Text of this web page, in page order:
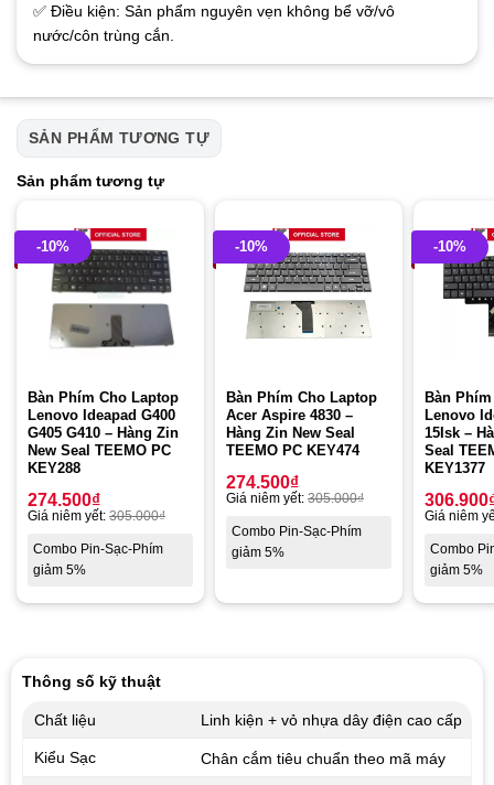
✅ Điều kiện: Sản phẩm nguyên vẹn không bể vỡ/vô
nước/côn trùng cắn.
SẢN PHẨM TƯƠNG TỰ
Sản phẩm tương tự
-10%
Bàn Phím Cho Laptop
Lenovo Ideapad G400
G405 G410 – Hàng Zin
New Seal TEEMO PC
KEY288
274.500₫
Giá niêm yết: 305.000₫
Combo Pin-Sạc-Phím
giảm 5%
-10%
Bàn Phím Cho Laptop
Acer Aspire 4830 –
Hàng Zin New Seal
TEEMO PC KEY474
274.500₫
Giá niêm yết: 305.000₫
Combo Pin-Sạc-Phím
giảm 5%
-10%
Bàn
Lenovo
15Isk –
Seal
KEY1377
306.900
Giá niêm
Combo
giảm 5%
Thông số kỹ thuật
Chất liệu Linh kiện + vỏ nhựa dây điện cao cấp
Kiểu Sạc Chân cắm tiêu chuẩn theo mã máy